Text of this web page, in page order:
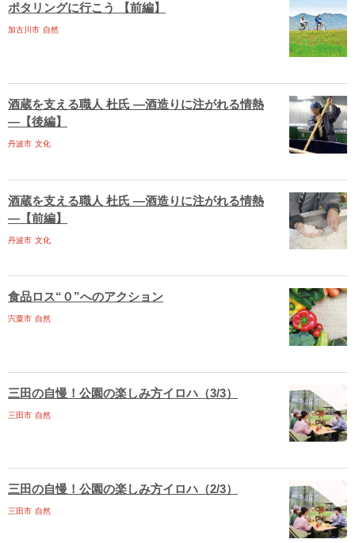
ポタリングに行こう 【前編】
加古川市 自然
酒蔵を支える職人 杜氏 ―酒造りに注がれる情熱
―【後編】
丹波市 文化
酒蔵を支える職人 杜氏 ―酒造りに注がれる情熱
―【前編】
丹波市 文化
食品ロス“０”へのアクション
宍粟市 自然
三田の自慢！公園の楽しみ方イロハ（3/3）
三田市 自然
三田の自慢！公園の楽しみ方イロハ（2/3）
三田市 自然